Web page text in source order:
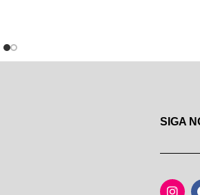
SIGA